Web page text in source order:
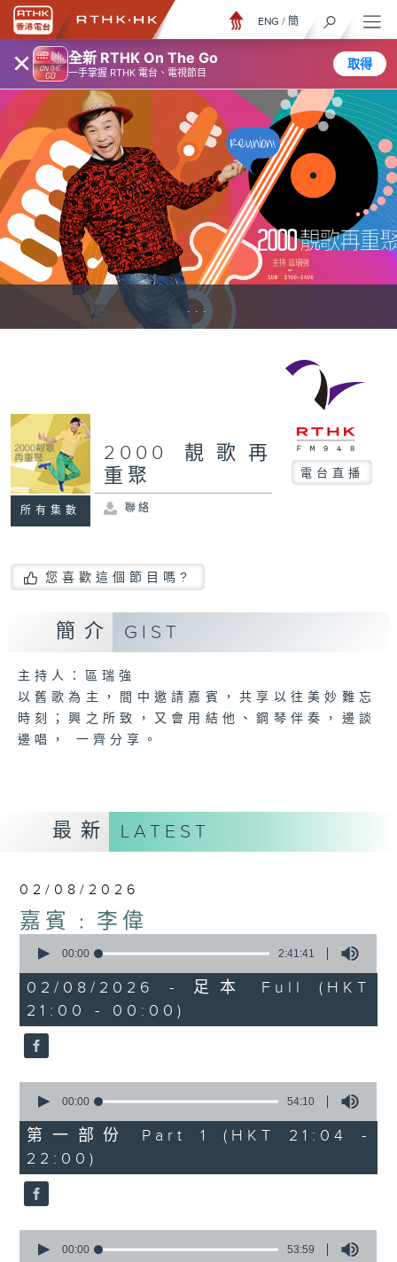
× 全新 RTHK On The Go
一手掌握 RTHK 電台、電視節目
取得
ENG / 簡
...
所有集數
2000 靚歌再
重聚
電台直播
聯絡
您喜歡這個節目嗎?
簡介 GIST
主持人：區瑞強
以舊歌為主，間中邀請嘉賓，共享以往美妙難忘
時刻；興之所致，又會用結他、鋼琴伴奏，邊談
邊唱， 一齊分享。
最新 LATEST
02/08/2026
嘉賓﹕李偉
seconds
2
hours,
41
minutes,
41
seconds
00:00 2:41:41
02/08/2026 - 足本 Full (HKT
21:00 - 00:00)
seconds
54
minutes,
10
seconds
00:00 54:10
第一部份 Part 1 (HKT 21:04 -
22:00)
seconds
00:00 53:59